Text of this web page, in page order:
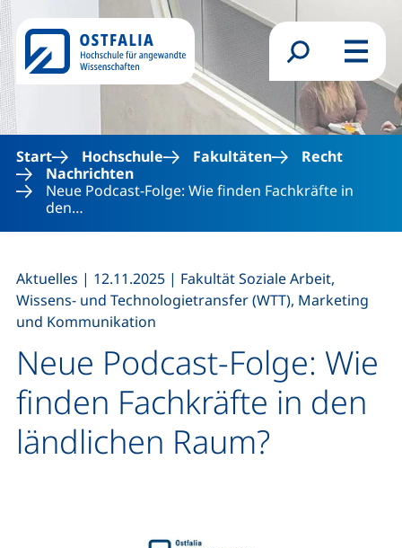
Direkt zum Inhalt
Suchformular
Menü
Start Hochschule Fakultäten
Recht
Nachrichten
Neue Podcast-Folge: Wie finden Fachkräfte in
den…
Neue Podcast-Folge: Wie
finden Fachkräfte in den
ländlichen Raum?
Aktuelles | 12.11.2025 | Fakultät Soziale Arbeit,
Wissens- und Technologietransfer (WTT), Marketing
und Kommunikation